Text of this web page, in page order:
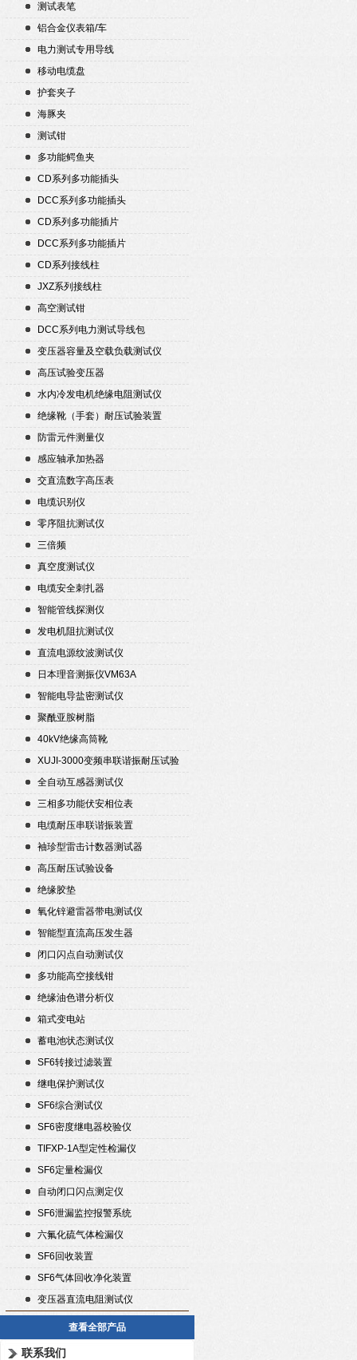
测试表笔
铝合金仪表箱/车
电力测试专用导线
移动电缆盘
护套夹子
海豚夹
测试钳
多功能鳄鱼夹
CD系列多功能插头
DCC系列多功能插头
CD系列多功能插片
DCC系列多功能插片
CD系列接线柱
JXZ系列接线柱
高空测试钳
DCC系列电力测试导线包
变压器容量及空载负载测试仪
高压试验变压器
水内冷发电机绝缘电阻测试仪
绝缘靴（手套）耐压试验装置
防雷元件测量仪
感应轴承加热器
交直流数字高压表
电缆识别仪
零序阻抗测试仪
三倍频
真空度测试仪
电缆安全刺扎器
智能管线探测仪
发电机阻抗测试仪
直流电源纹波测试仪
日本理音测振仪VM63A
智能电导盐密测试仪
聚酰亚胺树脂
40kV绝缘高筒靴
XUJI-3000变频串联谐振耐压试验
装置
全自动互感器测试仪
三相多功能伏安相位表
电缆耐压串联谐振装置
袖珍型雷击计数器测试器
高压耐压试验设备
绝缘胶垫
氧化锌避雷器带电测试仪
智能型直流高压发生器
闭口闪点自动测试仪
多功能高空接线钳
绝缘油色谱分析仪
箱式变电站
蓄电池状态测试仪
SF6转接过滤装置
继电保护测试仪
SF6综合测试仪
SF6密度继电器校验仪
TIFXP-1A型定性检漏仪
SF6定量检漏仪
自动闭口闪点测定仪
SF6泄漏监控报警系统
六氟化硫气体检漏仪
SF6回收装置
SF6气体回收净化装置
变压器直流电阻测试仪
查看全部产品
联系我们